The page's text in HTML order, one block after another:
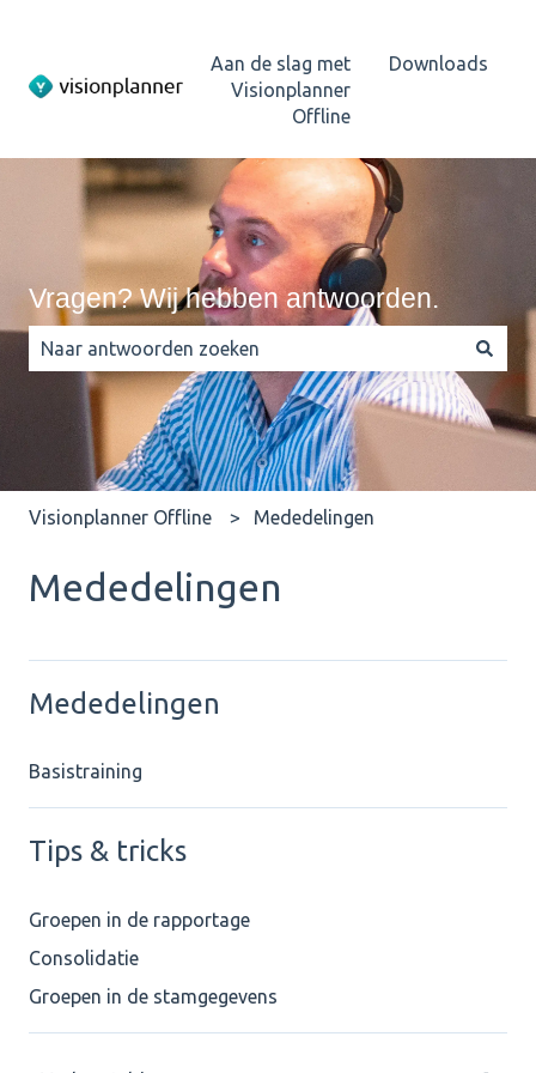
Aan de slag met
Visionplanner
Offline
Downloads
Vragen? Wij hebben antwoorden.
Er zijn geen suggesties want het zoekveld is leeg.
Visionplanner Offline Mededelingen
Mededelingen
Mededelingen
Basistraining
Tips & tricks
Groepen in de rapportage
Consolidatie
Groepen in de stamgegevens